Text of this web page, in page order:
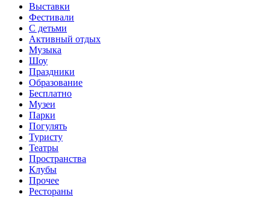
Выставки
Фестивали
С детьми
Активный отдых
Музыка
Шоу
Праздники
Образование
Бесплатно
Музеи
Парки
Погулять
Туристу
Театры
Пространства
Клубы
Прочее
Рестораны